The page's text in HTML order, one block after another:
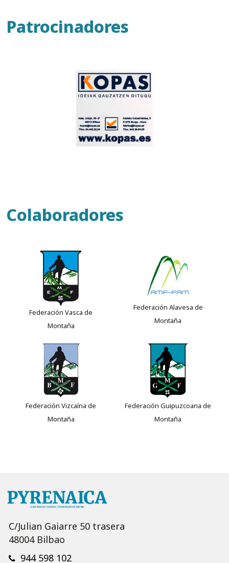
Patrocinadores
Colaboradores
Federación Vasca de
Montaña
Federación Alavesa de
Montaña
Federación Vizcaína de
Montaña
Federación Guipuzcoana de
Montaña
C/Julian Gaiarre 50 trasera
48004 Bilbao
944 598 102